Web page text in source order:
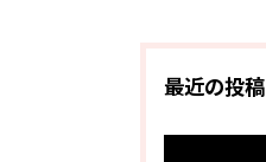
最近の投稿